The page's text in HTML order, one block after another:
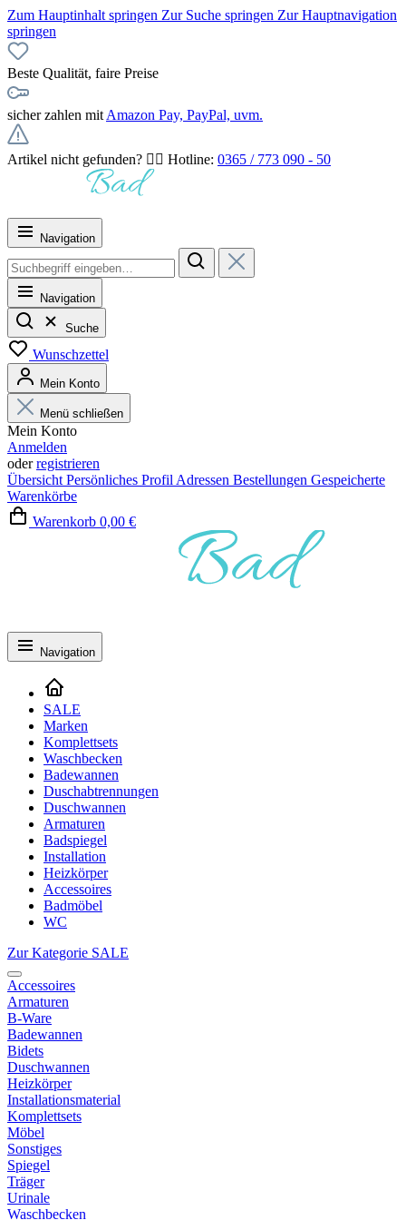
Zum Hauptinhalt springen Zur Suche springen Zur Hauptnavigation
springen
Beste Qualität, faire Preise
sicher zahlen mit Amazon Pay, PayPal, uvm.
Artikel nicht gefunden? 👉🏻 Hotline: 0365 / 773 090 - 50
Navigation
Navigation
Suche
Wunschzettel
Mein Konto
Menü schließen
Mein Konto
Anmelden
oderregistrieren
Übersicht Persönliches Profil Adressen Bestellungen Gespeicherte
Warenkörbe
Warenkorb 0,00 €
Navigation
SALE
Marken
Komplettsets
Waschbecken
Badewannen
Duschabtrennungen
Duschwannen
Armaturen
Badspiegel
Installation
Heizkörper
Accessoires
Badmöbel
WC
Zur Kategorie SALE
Accessoires
Armaturen
B-Ware
Badewannen
Bidets
Duschwannen
Heizkörper
Installationsmaterial
Komplettsets
Möbel
Sonstiges
Spiegel
Träger
Urinale
Waschbecken